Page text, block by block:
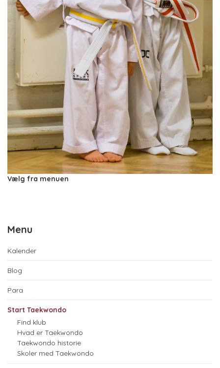
Vælg fra menuen
Menu
Kalender
Blog
Para
Start Taekwondo
Find klub
Hvad er Taekwondo
Taekwondo historie
Skoler med Taekwondo